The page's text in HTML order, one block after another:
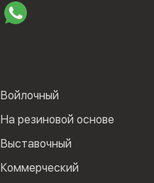
Войлочный
На резиновой основе
Выставочный
Коммерческий